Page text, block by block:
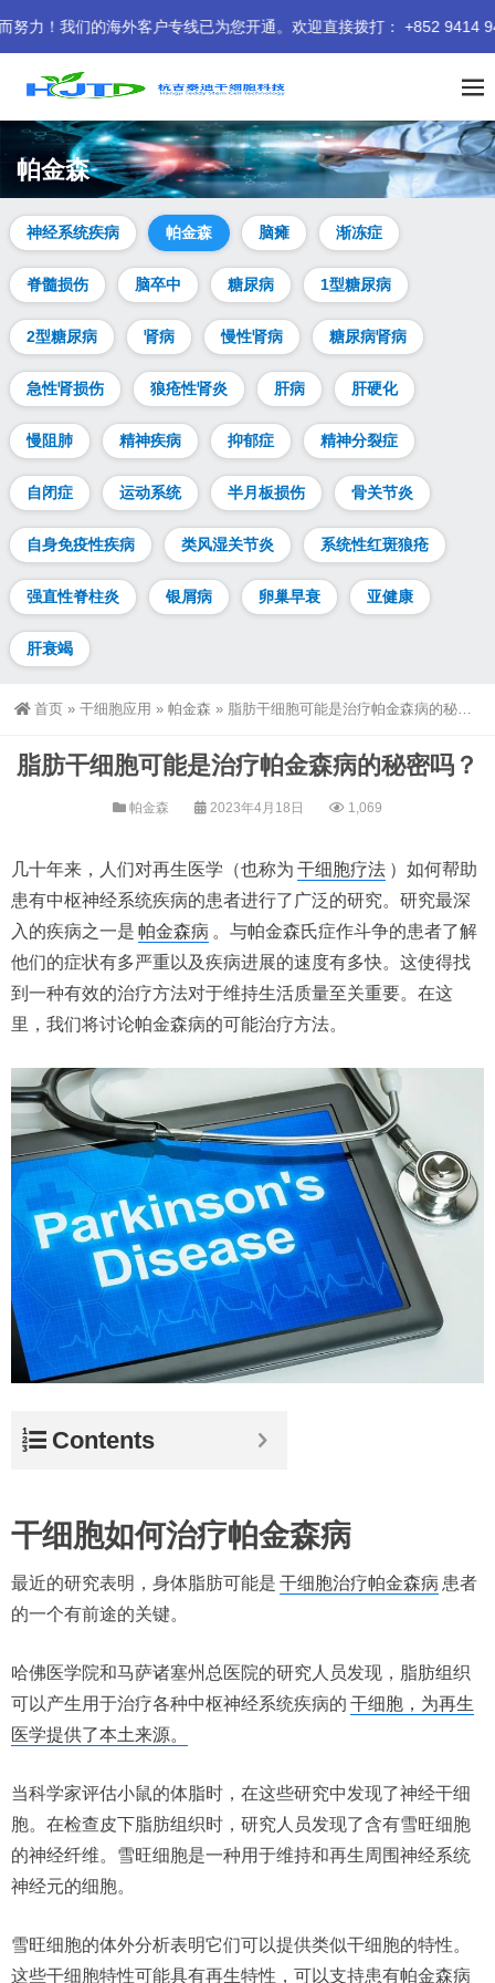
我们的海外客户专线已为您开通。欢迎直接拨打： +852 9414 9401
帕金森
神经系统疾病 帕金森 脑瘫 渐冻症
脊髓损伤 脑卒中 糖尿病 1型糖尿病
2型糖尿病 肾病 慢性肾病 糖尿病肾病
急性肾损伤 狼疮性肾炎 肝病 肝硬化
慢阻肺 精神疾病 抑郁症 精神分裂症
自闭症 运动系统 半月板损伤 骨关节炎
自身免疫性疾病 类风湿关节炎 系统性红斑狼疮
强直性脊柱炎 银屑病 卵巢早衰 亚健康
肝衰竭
首页 » 干细胞应用 » 帕金森 » 脂肪干细胞可能是治疗帕金森病的秘密吗？
脂肪干细胞可能是治疗帕金森病的秘密吗？
帕金森 2023年4月18日 1,069
几十年来，人们对再生医学（也称为 干细胞疗法 ）如何帮助
患有中枢神经系统疾病的患者进行了广泛的研究。研究最深
入的疾病之一是 帕金森病 。与帕金森氏症作斗争的患者了解
他们的症状有多严重以及疾病进展的速度有多快。这使得找
到一种有效的治疗方法对于维持生活质量至关重要。在这
里，我们将讨论帕金森病的可能治疗方法。
Contents
干细胞如何治疗帕金森病
最近的研究表明，身体脂肪可能是 干细胞治疗帕金森病 患者
的一个有前途的关键。
哈佛医学院和马萨诸塞州总医院的研究人员发现，脂肪组织
可以产生用于治疗各种中枢神经系统疾病的 干细胞，为再生
医学提供了本土来源。
当科学家评估小鼠的体脂时，在这些研究中发现了神经干细
胞。在检查皮下脂肪组织时，研究人员发现了含有雪旺细胞
的神经纤维。雪旺细胞是一种用于维持和再生周围神经系统
神经元的细胞。
雪旺细胞的体外分析表明它们可以提供类似干细胞的特性。
这些干细胞特性可能具有再生特性，可以支持患有帕金森病